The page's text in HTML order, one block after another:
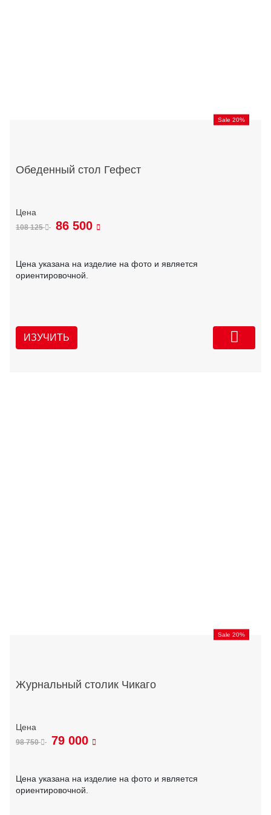
Sale 20%
Обеденный стол Гефест
108 125 86 500
Цена указана на изделие на фото и является
ориентировочной.
ИЗУЧИТЬ
Sale 20%
Журнальный столик Чикаго
98 750 79 000
Цена указана на изделие на фото и является
ориентировочной.